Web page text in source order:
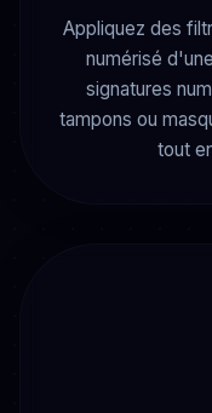
Appliquez des
numérisé
signatures
tampons ou
tout